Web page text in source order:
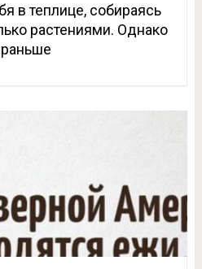
в теплице, собираясь
растениями. Однако